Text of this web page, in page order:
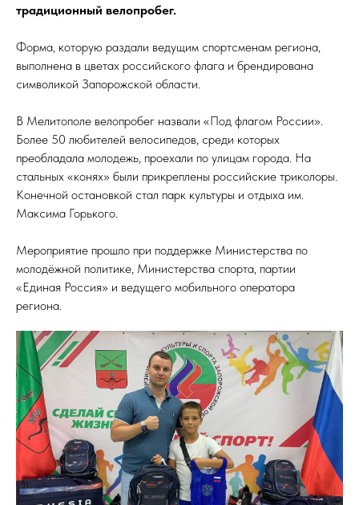
традиционный велопробег.
Форма, которую раздали ведущим спортсменам региона,
выполнена в цветах российского флага и брендирована
символикой Запорожской области.
В Мелитополе велопробег назвали «Под флагом России».
Более 50 любителей велосипедов, среди которых
преобладала молодежь, проехали по улицам города. На
стальных «конях» были прикреплены российские триколоры.
Конечной остановкой стал парк культуры и отдыха им.
Максима Горького.
Мероприятие прошло при поддержке Министерства по
молодёжной политике, Министерства спорта, партии
«Единая Россия» и ведущего мобильного оператора
региона.